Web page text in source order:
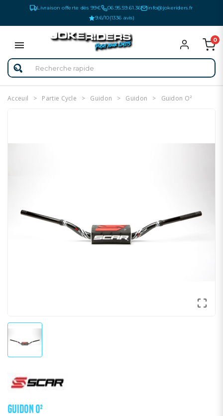
Livraison offerte dès 99€ 06.95.59.61.36
info@jokeriders.fr
9.6/10(1336 avis)
0
Acceuil Partie Cycle Guidon Guidon Guidon O²

GUIDON O²